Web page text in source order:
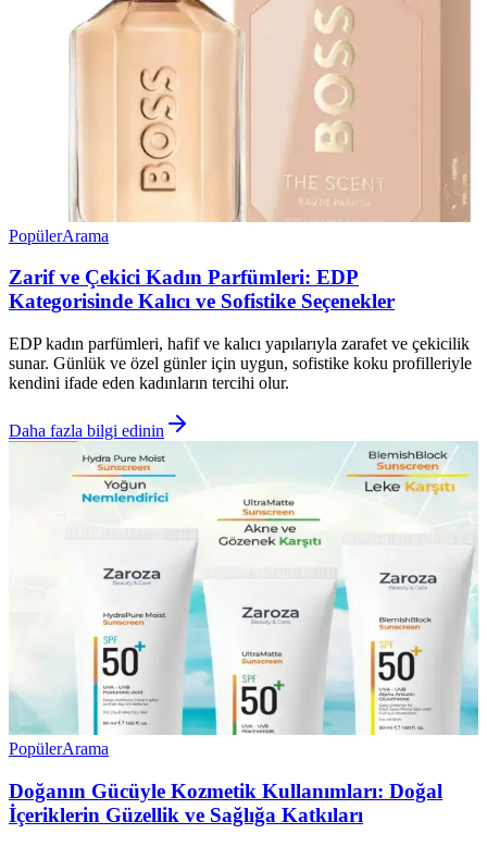
PopülerArama
Zarif ve Çekici Kadın Parfümleri: EDP
Kategorisinde Kalıcı ve Sofistike Seçenekler
EDP kadın parfümleri, hafif ve kalıcı yapılarıyla zarafet ve çekicilik
sunar. Günlük ve özel günler için uygun, sofistike koku profilleriyle
kendini ifade eden kadınların tercihi olur.
Daha fazla bilgi edinin
PopülerArama
Doğanın Gücüyle Kozmetik Kullanımları: Doğal
İçeriklerin Güzellik ve Sağlığa Katkıları